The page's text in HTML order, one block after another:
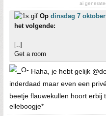
ai
Op dinsdag 7 oktober
het volgende:
[..]
Get a room
Haha, je hebt gelijk
inderdaad maar even een
beetje flauwekullen hoort erbij
elleboogje*